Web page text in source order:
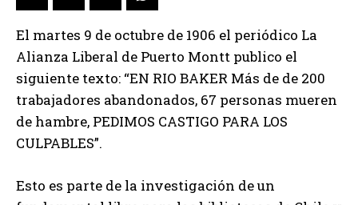
El martes 9 de octubre de 1906 el periódico La
Alianza Liberal de Puerto Montt publico el
siguiente texto: “EN RIO BAKER Más de de 200
trabajadores abandonados, 67 personas mueren
de hambre, PEDIMOS CASTIGO PARA LOS
CULPABLES”.
Esto es parte de la investigación de un